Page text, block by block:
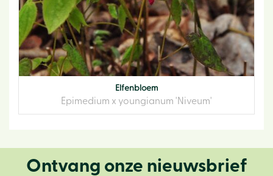
Elfenbloem
Epimedium x youngianum 'Niveum'
Ontvang onze nieuwsbrief